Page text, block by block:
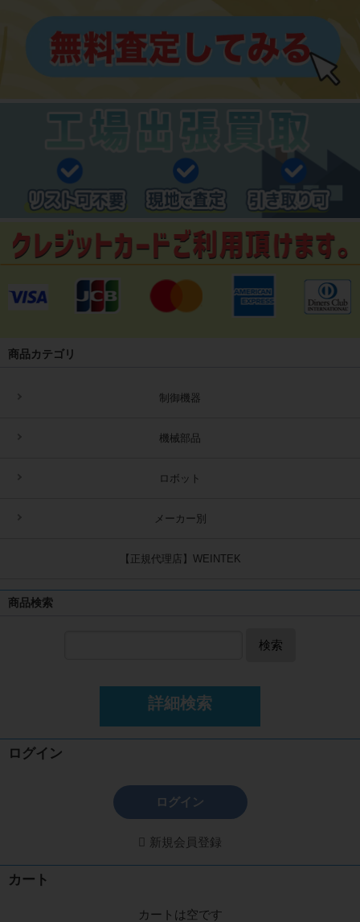
商品カテゴリ
制御機器
機械部品
ロボット
メーカー別
【正規代理店】WEINTEK
商品検索
検索
詳細検索
ログイン
ログイン
新規会員登録
カート
カートは空です